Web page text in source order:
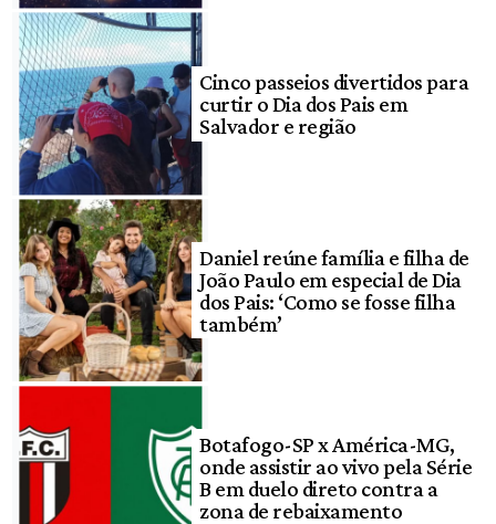
Cinco passeios divertidos para
curtir o Dia dos Pais em
Salvador e região
Daniel reúne família e filha de
João Paulo em especial de Dia
dos Pais: ‘Como se fosse filha
também’
Botafogo-SP x América-MG,
onde assistir ao vivo pela Série
B em duelo direto contra a
zona de rebaixamento